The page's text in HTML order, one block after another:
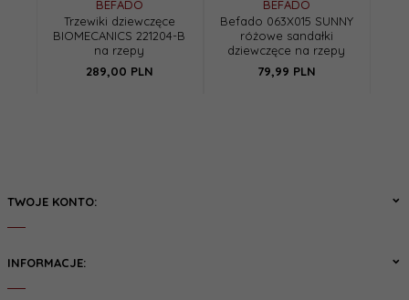
BEFADO
Trzewiki dziewczęce
BIOMECANICS 221204-B
na rzepy
289,00 PLN
BEFADO
Befado 063X015 SUNNY
różowe sandałki
dziewczęce na rzepy
79,99 PLN
TWOJE KONTO:
INFORMACJE: